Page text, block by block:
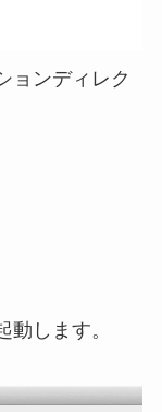
ョンディレク
します。